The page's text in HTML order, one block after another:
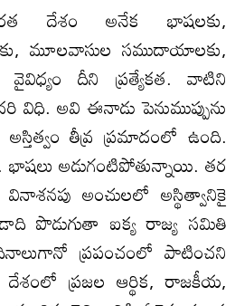
దేశం అనేక భాషలకు,
మూలవాసుల సముదాయాలకు,
వైవిధ్యం దీని ప్రత్యేకత. వాటిని
విధి. అవి ఈనాడు పెనుముప్పును
తీవ్ర ప్రమాదంలో ఉంది.
భాషలు అడుగంటిపోతున్నాయి. తర
అంచులలో అస్థిత్వానికై
పొడుగుతా ఐక్య రాజ్య సమితి
ప్రపంచంలో పాటించని
ప్రజల ఆర్థిక, రాజకీయ,